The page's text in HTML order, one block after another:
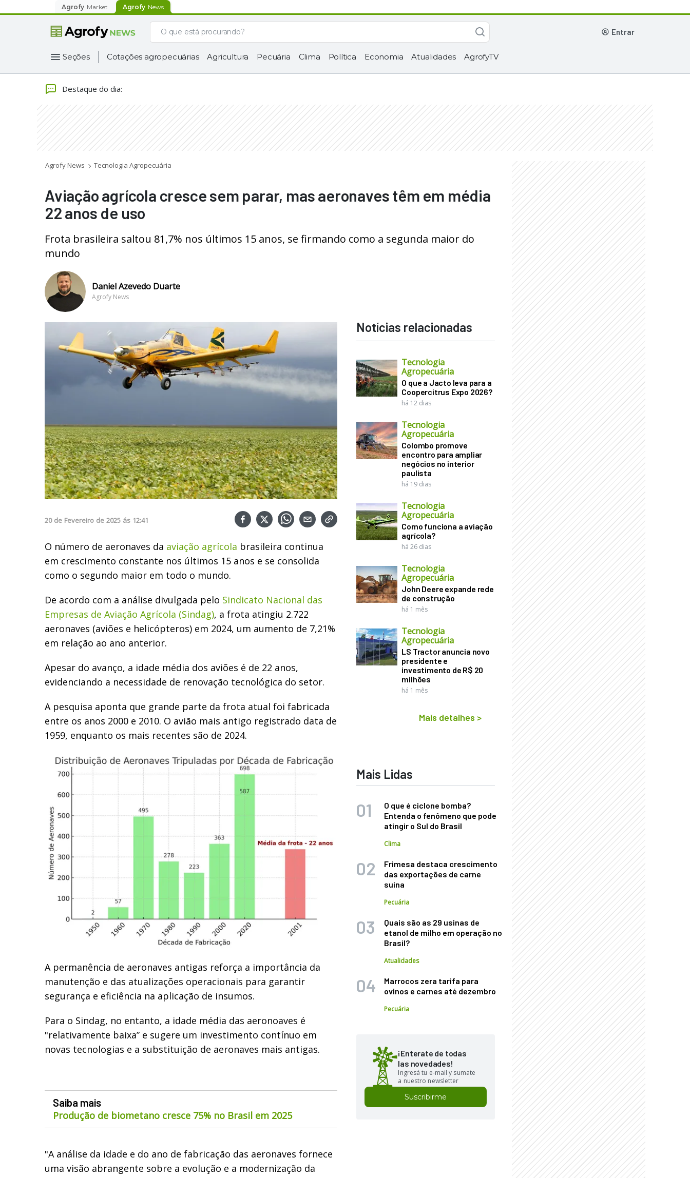
Agrofy Market Agrofy News
entrar
Seções Cotações agropecuárias Agricultura Pecuária Clima Política Economia Atualidades AgrofyTV
Destaque do dia:
Agrofy News Tecnologia Agropecuária
Aviação agrícola cresce sem parar, mas aeronaves têm em média
22 anos de uso
Frota brasileira saltou 81,7% nos últimos 15 anos, se firmando como a segunda maior do
mundo
Daniel Azevedo Duarte
Agrofy News
20 de Fevereiro de 2025 ás 12:41
O número de aeronaves da aviação agrícola brasileira continua
em crescimento constante nos últimos 15 anos e se consolida
como o segundo maior em todo o mundo.
De acordo com a análise divulgada pelo Sindicato Nacional das
Empresas de Aviação Agrícola (Sindag), a frota atingiu 2.722
aeronaves (aviões e helicópteros) em 2024, um aumento de 7,21%
em relação ao ano anterior.
Apesar do avanço, a idade média dos aviões é de 22 anos,
evidenciando a necessidade de renovação tecnológica do setor.
A pesquisa aponta que grande parte da frota atual foi fabricada
entre os anos 2000 e 2010. O avião mais antigo registrado data de
1959, enquanto os mais recentes são de 2024.
A permanência de aeronaves antigas reforça a importância da
manutenção e das atualizações operacionais para garantir
segurança e eficiência na aplicação de insumos.
Para o Sindag, no entanto, a idade média das aeronoaves é
"relativamente baixa” e sugere um investimento contínuo em
novas tecnologias e a substituição de aeronaves mais antigas.
Saiba mais
Produção de biometano cresce 75% no Brasil em 2025
"A análise da idade e do ano de fabricação das aeronaves fornece
uma visão abrangente sobre a evolução e a modernização da
Notícias relacionadas
Tecnologia
Agropecuária
O que a Jacto leva para a
Coopercitrus Expo 2026?
há 12 dias
Tecnologia
Agropecuária
Colombo promove
encontro para ampliar
negócios no interior
paulista
há 19 dias
Tecnologia
Agropecuária
Como funciona a aviação
agrícola?
há 26 dias
Tecnologia
Agropecuária
John Deere expande rede
de construção
há 1 mês
Tecnologia
Agropecuária
LS Tractor anuncia novo
presidente e
investimento de R$ 20
milhões
há 1 mês
Mais detalhes >
Mais Lidas
O que é ciclone bomba?
Entenda o fenômeno que pode
atingir o Sul do Brasil
Clima
Frimesa destaca crescimento
das exportações de carne
suína
Pecuária
Quais são as 29 usinas de
etanol de milho em operação no
Brasil?
Atualidades
Marrocos zera tarifa para
ovinos e carnes até dezembro
Pecuária
¡Enterate de todas
las novedades!
Ingresá tu e-mail y sumate
a nuestro newsletter
Suscribirme